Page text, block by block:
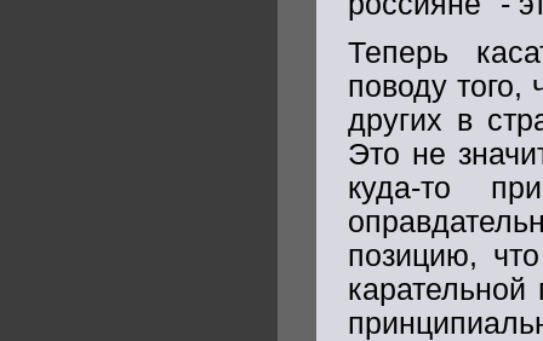
Теперь
поводу того,
других в
Это не
куда-то
позицию,